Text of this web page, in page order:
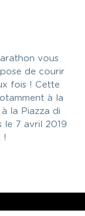
vous
de courir
fois ! Cette
à la
la Piazza di
le 7 avril 2019
!